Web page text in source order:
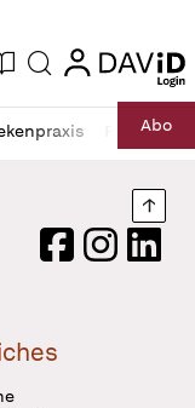
Ausgabe
Suche login
RechtAbo
FacebookInstagram